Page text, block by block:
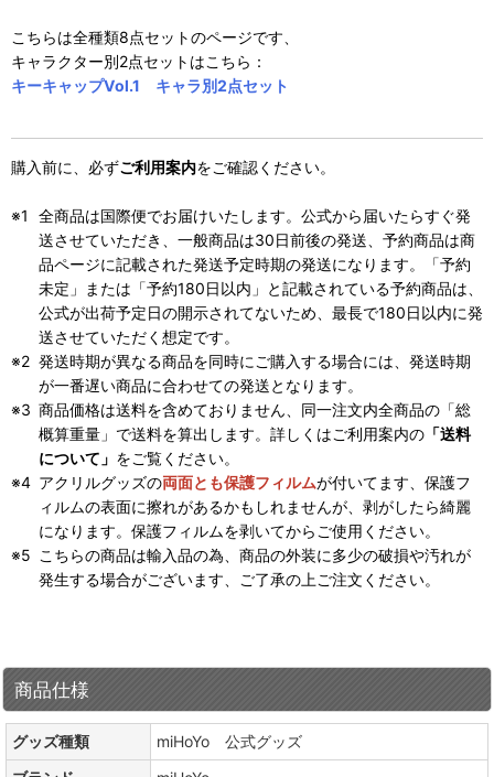
こちらは全種類8点セットのページです、
キャラクター別2点セットはこちら：
キーキャップVol.1 キャラ別2点セット
購入前に、必ずご利用案内をご確認ください。
全商品は国際便でお届けいたします。公式から届いたらすぐ発
送させていただき、一般商品は30日前後の発送、予約商品は商
品ページに記載された発送予定時期の発送になります。「予約
未定」または「予約180日以内」と記載されている予約商品は、
公式が出荷予定日の開示されてないため、最長で180日以内に発
送させていただく想定です。
発送時期が異なる商品を同時にご購入する場合には、発送時期
が一番遅い商品に合わせての発送となります。
商品価格は送料を含めておりません、同一注文内全商品の「総
概算重量」で送料を算出します。詳しくはご利用案内の 「送料
について」 をご覧ください。
アクリルグッズの両面とも保護フィルムが付いてます、保護フ
ィルムの表面に擦れがあるかもしれませんが、剥がしたら綺麗
になります。保護フィルムを剥いてからご使用ください。
こちらの商品は輸入品の為、商品の外装に多少の破損や汚れが
発生する場合がございます、ご了承の上ご注文ください。
商品仕様
グッズ種類
miHoYo 公式グッズ